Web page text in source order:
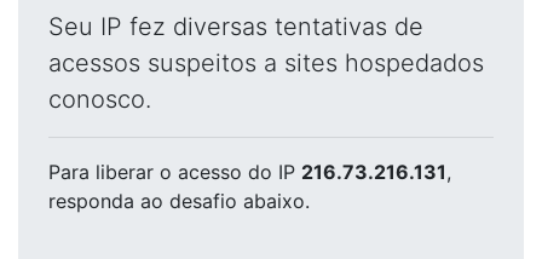
Seu IP fez diversas tentativas de
acessos suspeitos a sites hospedados
conosco.
Para liberar o acesso do IP 216.73.216.131,
responda ao desafio abaixo.